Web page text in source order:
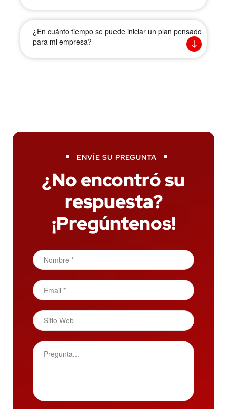
¿En cuánto tiempo se puede iniciar un plan pensado
para mi empresa?
ENVÍE SU PREGUNTA
¿No encontró su
respuesta?
¡Pregúntenos!